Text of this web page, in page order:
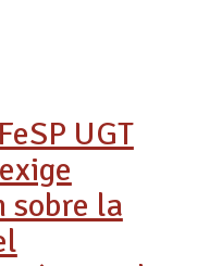
UGT
sobre la